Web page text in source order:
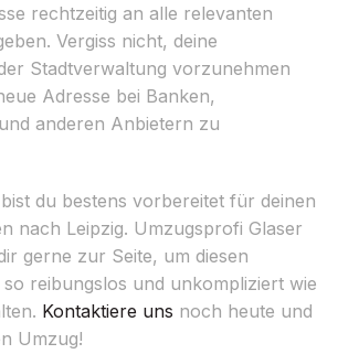
rechtzeitig an alle relevanten
Vergiss nicht, deine
Stadtverwaltung vorzunehmen
Adresse bei Banken,
anderen Anbietern zu
du bestens vorbereitet für deinen
nach Leipzig. Umzugsprofi Glaser
gerne zur Seite, um diesen
reibungslos und unkompliziert wie
Kontaktiere uns noch heute und
Umzug!